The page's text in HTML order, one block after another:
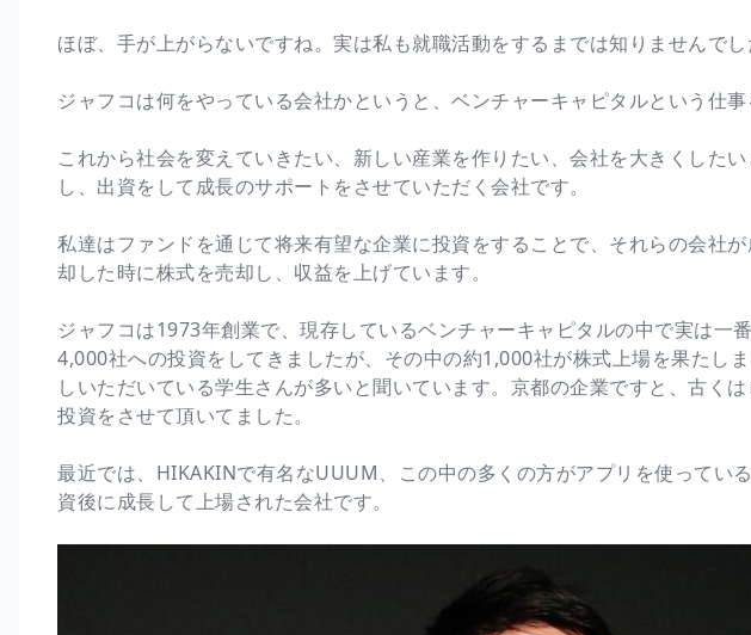
ほぼ、手が上がらないですね。実は私も就職活動をするまでは知りませんでし
ジャフコは何をやっている会社かというと、ベンチャーキャピタルという仕事
これから社会を変えていきたい、新しい産業を作りたい、会社を大きくした
し、出資をして成長のサポートをさせていただく会社です。
私達はファンドを通じて将来有望な企業に投資をすることで、それらの会社
却した時に株式を売却し、収益を上げています。
ジャフコは1973年創業で、現存しているベンチャーキャピタルの中で実は一
4,000社への投資をしてきましたが、その中の約1,000社が株式上場を果たし
しいただいている学生さんが多いと聞いています。京都の企業ですと、古く
投資をさせて頂いてました。
最近では、HIKAKINで有名なUUUM、この中の多くの方がアプリを使ってい
資後に成長して上場された会社です。